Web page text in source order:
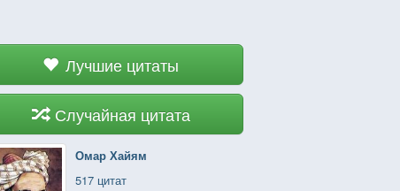
Лучшие цитаты
Случайная цитата
Омар Хайям
517 цитат